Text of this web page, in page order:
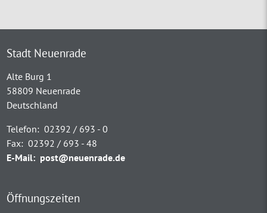
Stadt Neuenrade
Alte Burg 1
58809 Neuenrade
Deutschland
Telefon: 02392 / 693 - 0
Fax: 02392 / 693 - 48
E-Mail: post@neuenrade.de
Öffnungszeiten